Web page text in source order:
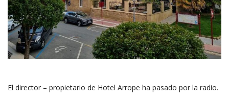
El director – propietario de Hotel Arrope ha pasado por la radio.